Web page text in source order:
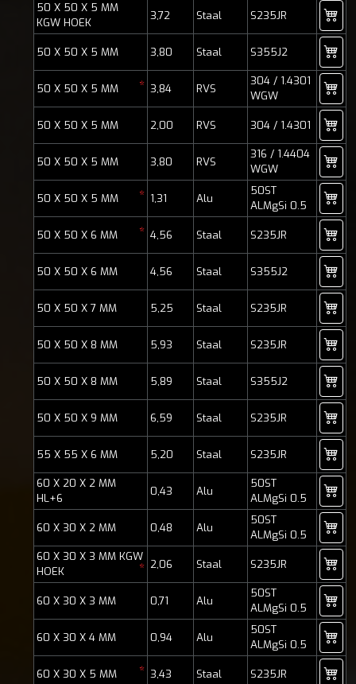
50 X 50 X 5 MM
KGW HOEK
3,72 Staal S235JR
50 X 50 X 5 MM 3,80 Staal S355J2
50 X 50 X 5 MM * 3,84 RVS
304 / 1.4301
WGW
50 X 50 X 5 MM 2,00 RVS 304 / 1.4301
50 X 50 X 5 MM 3,80 RVS
316 / 1.4404
WGW
50 X 50 X 5 MM * 1,31 Alu
50ST
ALMgSi 0.5
50 X 50 X 6 MM * 4,56 Staal S235JR
50 X 50 X 6 MM 4,56 Staal S355J2
50 X 50 X 7 MM 5,25 Staal S235JR
50 X 50 X 8 MM 5,93 Staal S235JR
50 X 50 X 8 MM 5,89 Staal S355J2
50 X 50 X 9 MM 6,59 Staal S235JR
55 X 55 X 6 MM 5,20 Staal S235JR
60 X 20 X 2 MM
HL+6
0,43 Alu
50ST
ALMgSi 0.5
60 X 30 X 2 MM 0,48 Alu
50ST
ALMgSi 0.5
60 X 30 X 3 MM KGW
HOEK
* 2,06 Staal S235JR
60 X 30 X 3 MM 0,71 Alu
50ST
ALMgSi 0.5
60 X 30 X 4 MM 0,94 Alu
50ST
ALMgSi 0.5
60 X 30 X 5 MM * 3,43 Staal S235JR